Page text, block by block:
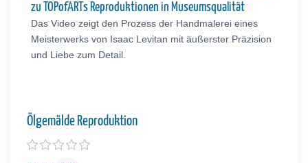
zu TOPofARTs Reproduktionen in Museumsqualität
Das Video zeigt den Prozess der Handmalerei eines
Meisterwerks von Isaac Levitan mit äußerster Präzision
und Liebe zum Detail.
Ölgemälde Reproduktion